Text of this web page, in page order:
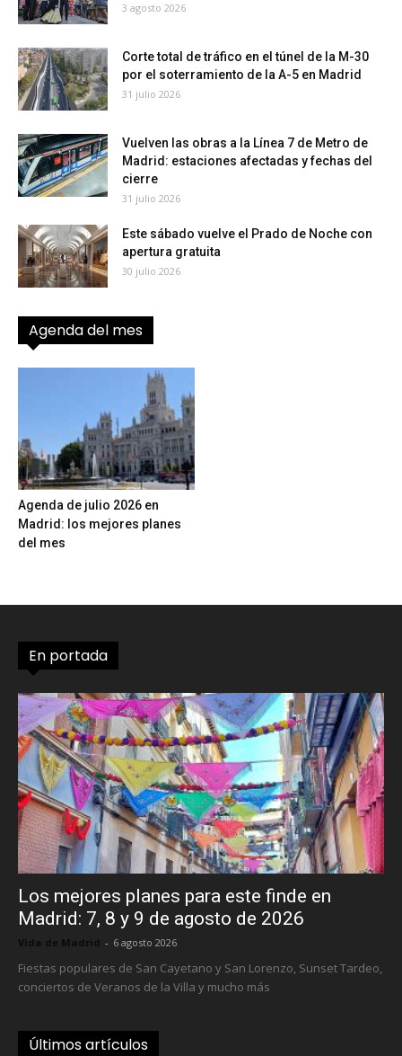
3 agosto 2026
Corte total de tráfico en el túnel de la M-30
por el soterramiento de la A-5 en Madrid
31 julio 2026
Vuelven las obras a la Línea 7 de Metro de
Madrid: estaciones afectadas y fechas del
cierre
31 julio 2026
Este sábado vuelve el Prado de Noche con
apertura gratuita
30 julio 2026
Agenda del mes
Agenda de julio 2026 en
Madrid: los mejores planes
del mes
En portada
Los mejores planes para este finde en
Madrid: 7, 8 y 9 de agosto de 2026
Vida de Madrid - 6 agosto 2026
Fiestas populares de San Cayetano y San Lorenzo, Sunset Tardeo,
conciertos de Veranos de la Villa y mucho más
Últimos artículos